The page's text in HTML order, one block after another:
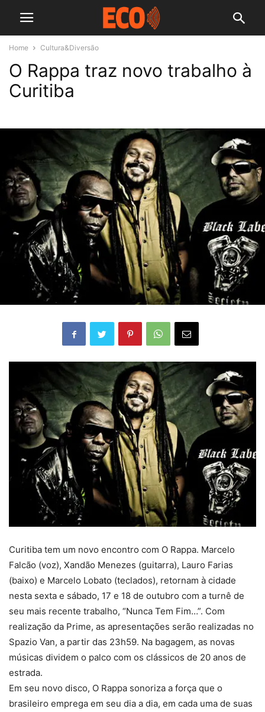
Home Cultura&Diversão
O Rappa traz novo trabalho à
Curitiba
Curitiba tem um novo encontro com O Rappa. Marcelo
Falcão (voz), Xandão Menezes (guitarra), Lauro Farias
(baixo) e Marcelo Lobato (teclados), retornam à cidade
nesta sexta e sábado, 17 e 18 de outubro com a turnê de
seu mais recente trabalho, “Nunca Tem Fim…”. Com
realização da Prime, as apresentações serão realizadas no
Spazio Van, a partir das 23h59. Na bagagem, as novas
músicas dividem o palco com os clássicos de 20 anos de
estrada.
Em seu novo disco, O Rappa sonoriza a força que o
brasileiro emprega em seu dia a dia, em cada uma de suas